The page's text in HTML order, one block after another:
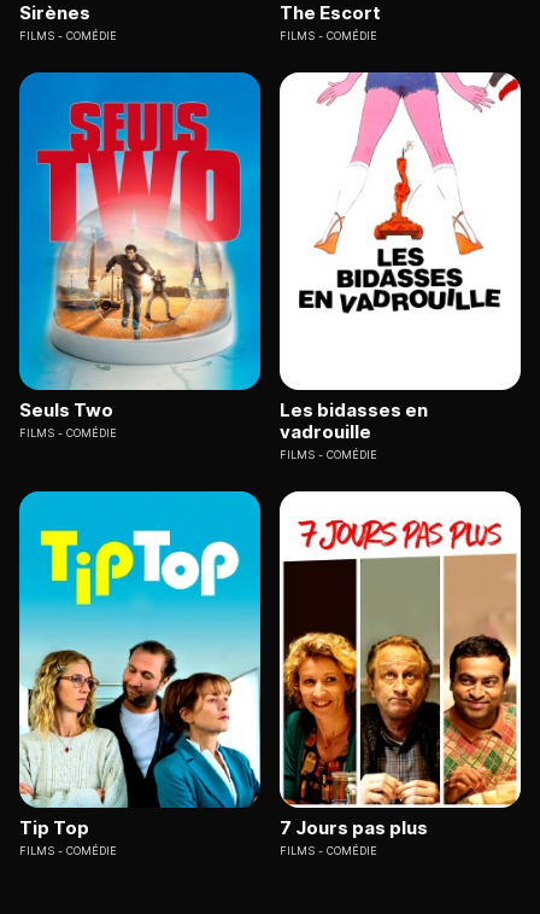
Sirènes
FILMS COMÉDIE
The Escort
FILMS COMÉDIE
Seuls Two
FILMS COMÉDIE
Les bidasses en
vadrouille
FILMS COMÉDIE
Tip Top
FILMS COMÉDIE
7 Jours pas plus
FILMS COMÉDIE